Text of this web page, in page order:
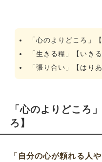
「心のよりどころ」
「生きる糧」【いきる
「張り合い」【はりあ
「心のよりどころ
ろ】
「自分の心が頼れる人